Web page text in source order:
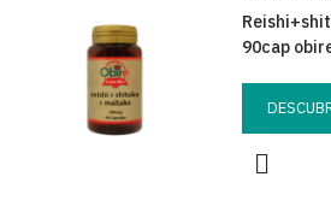
90cap